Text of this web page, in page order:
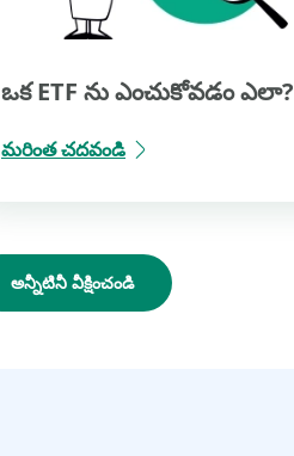
ఒక ETF ను ఎంచుకోవడం ఎలా?
మరింత చదవండి
అన్నీటినీ వీక్షించండి